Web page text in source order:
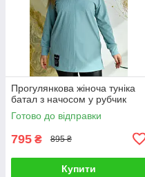
Прогулянкова жіноча туніка
батал з начосом у рубчик
Готово до відправки
795 ₴ 895 ₴
Купити